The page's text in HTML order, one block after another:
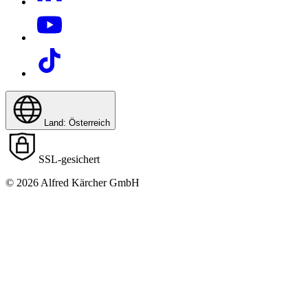
Land: Österreich
SSL-gesichert
© 2026 Alfred Kärcher GmbH